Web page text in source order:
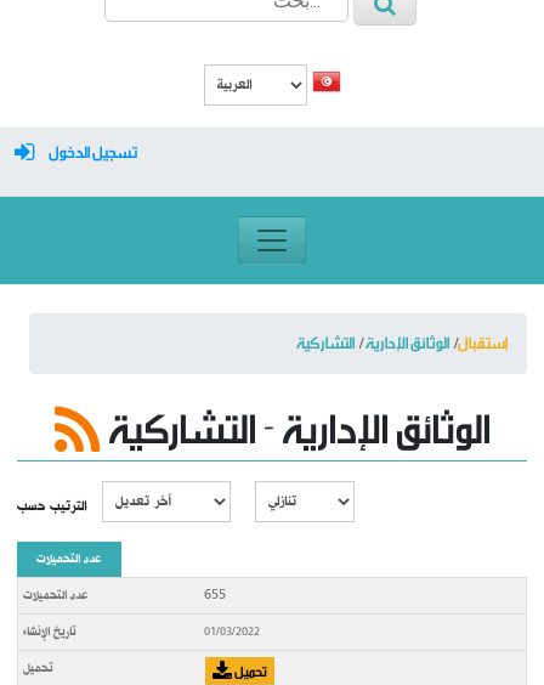
تسجيل الدخول
معرف تسجيل الدخول
تسجيل الدخول
إستقبال الوثائق الإدارية التشاركية
الوثائق الإدارية - التشاركية
الترتيب حسب
عدد التحميلات
655
01/03/2022
تحميل